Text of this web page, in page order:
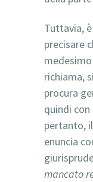
Tuttavia,
precisare
richiama,
procura
quindi
pertanto,
enuncia
mancato